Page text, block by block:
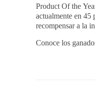
Product Of the
actualmente en 45
recompensar a la
Conoce los